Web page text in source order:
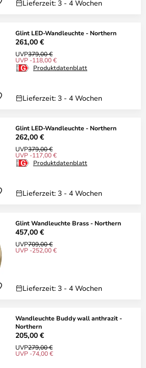
Lieferzeit: 3 - 4 Wochen
Glint LED-Wandleuchte - Northern
261,00 €
UVP379,00 €
UVP -118,00 €
Produktdatenblatt
Lieferzeit: 3 - 4 Wochen
Glint LED-Wandleuchte - Northern
262,00 €
UVP379,00 €
UVP -117,00 €
Produktdatenblatt
Lieferzeit: 3 - 4 Wochen
Glint Wandleuchte Brass - Northern
457,00 €
UVP709,00 €
UVP -252,00 €
Lieferzeit: 3 - 4 Wochen
Wandleuchte Buddy wall anthrazit -
Northern
205,00 €
UVP279,00 €
UVP -74,00 €